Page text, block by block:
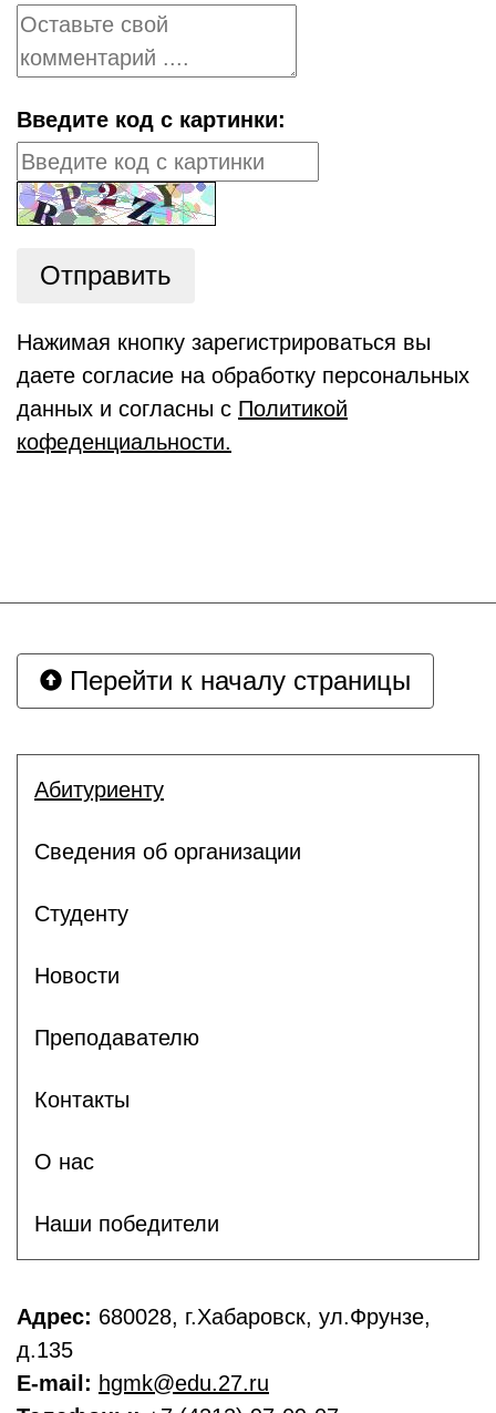
Введите код с картинки:
Отправить
Нажимая кнопку зарегистрироваться вы
даете согласие на обработку персональных
данных и согласны с Политикой
кофеденциальности.
Перейти к началу страницы
Абитуриенту
Сведения об организации
Студенту
Новости
Преподавателю
Контакты
О нас
Наши победители
Адрес: 680028, г.Хабаровск, ул.Фрунзе,
д.135
E-mail: hgmk@edu.27.ru